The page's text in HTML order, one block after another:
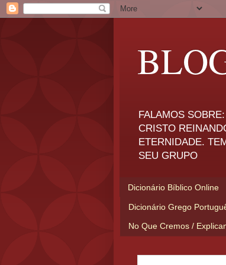
FALAMOS
CRISTO
ETERNIDADE.
SEU GRUPO
Dicionário Bíblico Online
Dicionário Grego
No Que Cremos /